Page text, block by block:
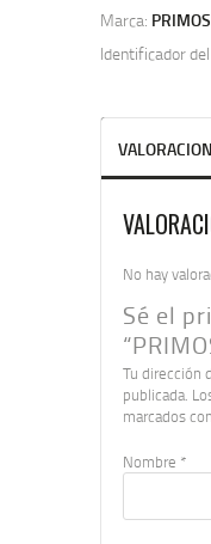
Marca:
Identificador
No hay
Sé el
Tu dirección
publicada.
marcados con
Nombre *